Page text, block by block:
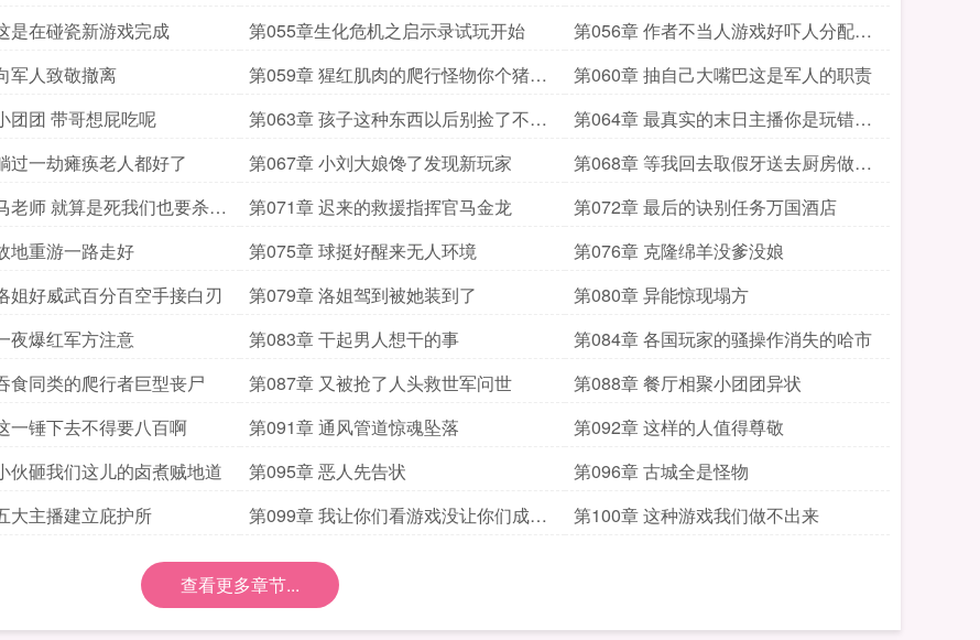
是在碰瓷新游戏完成 第055章生化危机之启示录试玩开始
第056章 作者不当人游戏好吓人分配区
域进入游戏
军人致敬撤离
第059章 猩红肌肉的爬行怪物你个猪队
友
第060章 抽自己大嘴巴这是军人的职责
团团 带哥想屁吃呢
第063章 孩子这种东西以后别捡了不兴
耍流氓
第064章 最真实的末日主播你是玩错游
戏了吗
过一劫瘫痪老人都好了 第067章 小刘大娘馋了发现新玩家
第068章 等我回去取假牙送去厨房做卤
煮
老师 就算是死我们也要杀出
第071章 迟来的救援指挥官马金龙
第072章 最后的诀别任务万国酒店
地重游一路走好 第075章 球挺好醒来无人环境
第076章 克隆绵羊没爹没娘
姐好威武百分百空手接白刃 第079章 洛姐驾到被她装到了
第080章 异能惊现塌方
夜爆红军方注意 第083章 干起男人想干的事
第084章 各国玩家的骚操作消失的哈市
食同类的爬行者巨型丧尸 第087章 又被抢了人头救世军问世
第088章 餐厅相聚小团团异状
一锤下去不得要八百啊 第091章 通风管道惊魂坠落
第092章 这样的人值得尊敬
伙砸我们这儿的卤煮贼地道 第095章 恶人先告状
第096章 古城全是怪物
大主播建立庇护所
第099章 我让你们看游戏没让你们成粉
第100章 这种游戏我们做不出来
查看更多章节...